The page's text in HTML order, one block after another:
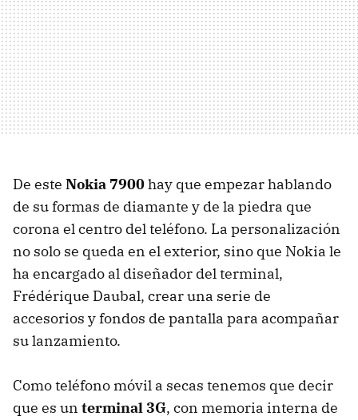
De este Nokia 7900hay que empezar hablando
de su formas de diamante y de la piedra que
corona el centro del teléfono. La personalización
no solo se queda en el exterior, sino que Nokia le
ha encargado al diseñador del terminal,
Frédérique Daubal, crear una serie de
accesorios y fondos de pantalla para acompañar
su lanzamiento.
Como teléfono móvil a secas tenemos que decir
que es un terminal 3G, con memoria interna de